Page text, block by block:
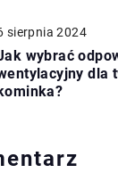
sierpnia 2024
wybrać
dla
kominka?